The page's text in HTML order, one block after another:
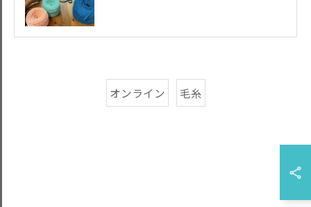
オンライン 毛糸